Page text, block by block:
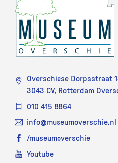
Overschiese Dorpsstraat
3043 CV, Rotterdam
010 415 8864
info@museumoverschie.nl
/museumoverschie
Youtube